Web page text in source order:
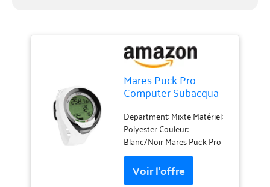
Mares Puck Pro
Computer Subacqua
Adulte Unisexe
Couleur : Blanc/Noir
Taille : Une Taille
Department: Mixte Matériel:
Polyester Couleur:
Blanc/Noir Mares Puck Pro
Ordinateur de plongée
décompression unisexe –
Adulte vert/noir Taille